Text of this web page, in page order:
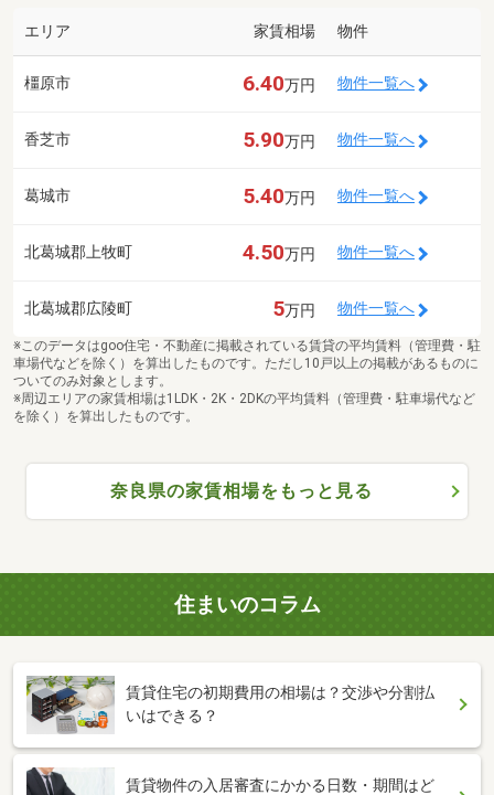
エリア 家賃相場 物件
橿原市 6.40万円 物件一覧へ
香芝市 5.90万円 物件一覧へ
葛城市 5.40万円 物件一覧へ
北葛城郡上牧町 4.50万円 物件一覧へ
北葛城郡広陵町 5万円 物件一覧へ
※このデータはgoo住宅・不動産に掲載されている賃貸の平均賃料（管理費・駐
車場代などを除く）を算出したものです。ただし10戸以上の掲載があるものに
ついてのみ対象とします。
※周辺エリアの家賃相場は1LDK・2K・2DKの平均賃料（管理費・駐車場代など
を除く）を算出したものです。
奈良県の家賃相場をもっと見る
住まいのコラム
賃貸住宅の初期費用の相場は？交渉や分割払
いはできる？
賃貸物件の入居審査にかかる日数・期間はど